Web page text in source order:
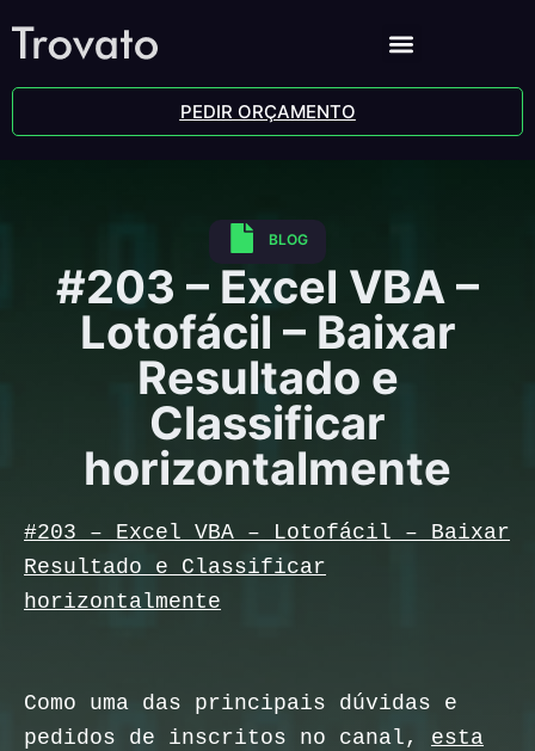
PEDIR ORÇAMENTO
BLOG
#203 – Excel VBA –
Lotofácil – Baixar
Resultado e
Classificar
horizontalmente
#203 – Excel VBA – Lotofácil – Baixar
Resultado e Classificar
horizontalmente
Como uma das principais dúvidas e
pedidos de inscritos no canal, esta